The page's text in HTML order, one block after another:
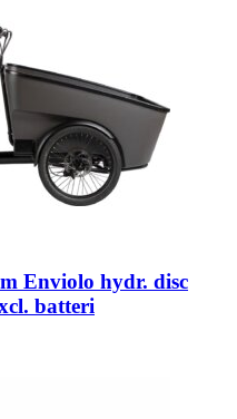
Enviolo hydr. disc
batteri